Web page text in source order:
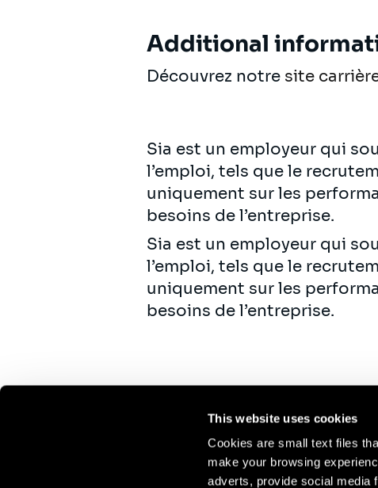
This website uses cookies
Cookies are small text files
make your browsing
adverts, provide social media
Additional
Découvrez notre site
Sia est un employeur qui
l’emploi, tels que le
uniquement sur les
besoins de l’entreprise.
Sia est un employeur qui
l’emploi, tels que le
uniquement sur les
besoins de l’entreprise.